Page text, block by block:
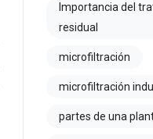
Importancia del
residual
microfiltración
microfiltración
partes de una